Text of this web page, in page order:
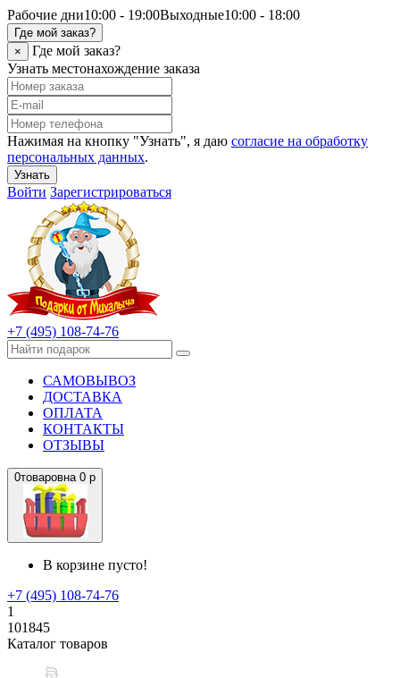
Рабочие дни10:00 - 19:00Выходные10:00 - 18:00
Где мой заказ?
×
Где мой заказ?
Узнать местонахождение заказа
Нажимая на кнопку "Узнать", я даю согласие на обработку
персональных данных.
Узнать
Войти Зарегистрироваться
+7 (495) 108-74-76
САМОВЫВОЗ
ДОСТАВКА
ОПЛАТА
КОНТАКТЫ
ОТЗЫВЫ
0товаровна 0 р
В корзине пусто!
+7 (495) 108-74-76
1
101845
Каталог товаров